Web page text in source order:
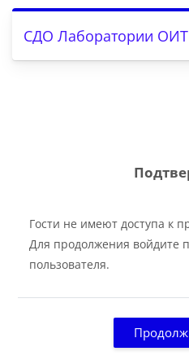
Перейти к основному
СДО Лаборатории ОИТ
Гости не имеют доступа к
Для продолжения войдите
пользователя.